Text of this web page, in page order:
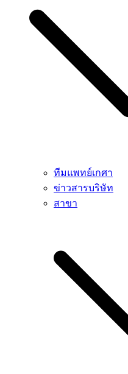
ทีมแพทย์เกศา
ข่าวสารบริษัท
สาขา